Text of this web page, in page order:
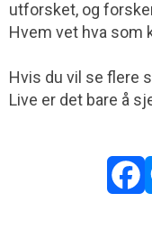
utforsket, og
Hvem vet hva som
Hvis du vil se flere
Live er det bare å